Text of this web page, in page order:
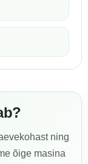
ning
õige masina